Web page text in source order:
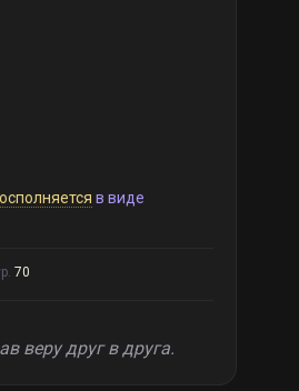
в виде
70
веру друг в друга.